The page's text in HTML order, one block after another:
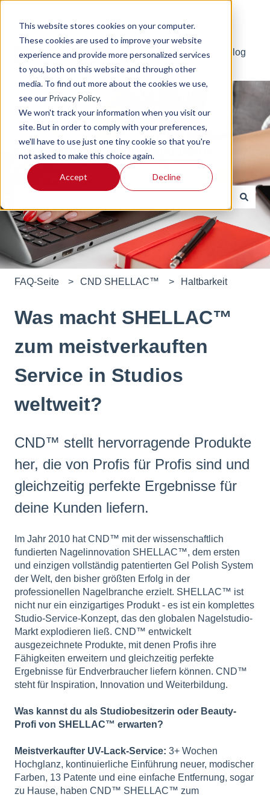
This website stores cookies on your computer.
These cookies are used to improve your website
experience and provide more personalized services
to you, both on this website and through other
media. To find out more about the cookies we use,
see our Privacy Policy.
We won't track your information when you visit our
site. But in order to comply with your preferences,
we'll have to use just one tiny cookie so that you're
not asked to make this choice again.
Accept Decline
Default HubSpot Blog
Finde Antworten auf alle deine
Fragen
Es gibt keine Vorschläge, da das Suchfeld leer ist.
FAQ-Seite CND SHELLAC™ Haltbarkeit
Was macht SHELLAC™
zum meistverkauften
Service in Studios
weltweit?
CND™ stellt hervorragende Produkte
her, die von Profis für Profis sind und
gleichzeitig perfekte Ergebnisse für
deine Kunden liefern.
Im Jahr 2010 hat CND™ mit der wissenschaftlich
fundierten Nagelinnovation SHELLAC™, dem ersten
und einzigen vollständig patentierten Gel Polish System
der Welt, den bisher größten Erfolg in der
professionellen Nagelbranche erzielt. SHELLAC™ ist
nicht nur ein einzigartiges Produkt - es ist ein komplettes
Studio-Service-Konzept, das den globalen Nagelstudio-
Markt explodieren ließ. CND™ entwickelt
ausgezeichnete Produkte, mit denen Profis ihre
Fähigkeiten erweitern und gleichzeitig perfekte
Ergebnisse für Endverbraucher liefern können. CND™
steht für Inspiration, Innovation und Weiterbildung.
Was kannst du als Studiobesitzerin oder Beauty-
Profi von SHELLAC™ erwarten?
Meistverkaufter UV-Lack-Service: 3+ Wochen
Hochglanz, kontinuierliche Einführung neuer, modischer
Farben, 13 Patente und eine einfache Entfernung, sogar
zu Hause, haben CND™ SHELLAC™ zum